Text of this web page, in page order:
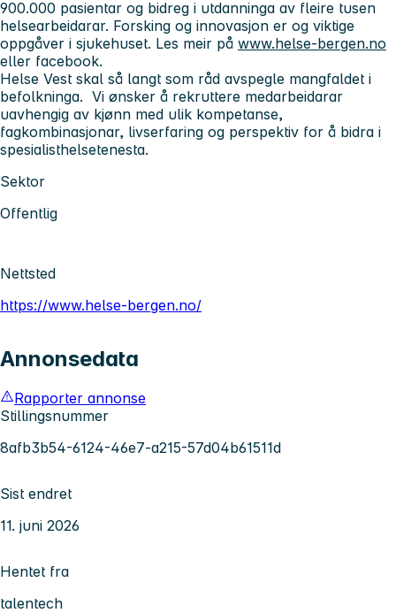
900.000 pasientar og bidreg i utdanninga av fleire tusen
helsearbeidarar. Forsking og innovasjon er og viktige
oppgåver i sjukehuset. Les meir på www.helse-bergen.no
eller facebook.
Helse Vest skal så langt som råd avspegle mangfaldet i
befolkninga. Vi ønsker å rekruttere medarbeidarar
uavhengig av kjønn med ulik kompetanse,
fagkombinasjonar, livserfaring og perspektiv for å bidra i
spesialisthelsetenesta.
Sektor
Offentlig
Nettsted
https://www.helse-bergen.no/
Annonsedata
Rapporter annonse
Stillingsnummer
8afb3b54-6124-46e7-a215-57d04b61511d
Sist endret
11. juni 2026
Hentet fra
talentech